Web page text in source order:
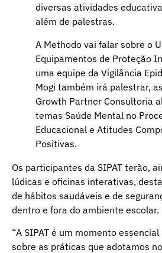
diversas atividades
além de palestras.
A Methodo vai falar sobre o
Equipamentos de Proteção
uma equipe da Vigilância
Mogi também irá palestrar,
Growth Partner Consultoria
temas Saúde Mental no
Educacional e Atitudes
Positivas.
Os participantes da SIPAT terão,
lúdicas e oficinas interativas,
de hábitos saudáveis e de
dentro e fora do ambiente escolar.
“A SIPAT é um momento
sobre as práticas que adotamos